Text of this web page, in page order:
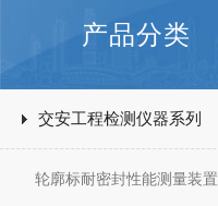
产品分类
交安工程检测仪器系列
轮廓标耐密封性能测量装置